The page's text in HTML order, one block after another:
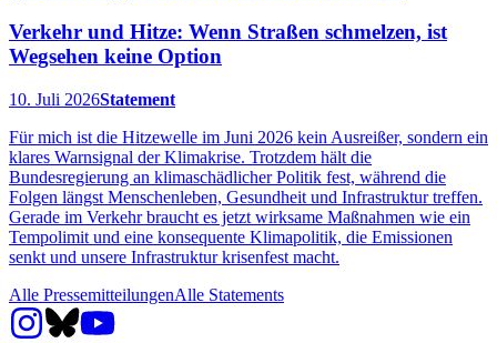
Verkehr und Hitze: Wenn Straßen schmelzen, ist
Wegsehen keine Option
10. Juli 2026Statement
Für mich ist die Hitzewelle im Juni 2026 kein Ausreißer, sondern ein
klares Warnsignal der Klimakrise. Trotzdem hält die
Bundesregierung an klimaschädlicher Politik fest, während die
Folgen längst Menschenleben, Gesundheit und Infrastruktur treffen.
Gerade im Verkehr braucht es jetzt wirksame Maßnahmen wie ein
Tempolimit und eine konsequente Klimapolitik, die Emissionen
senkt und unsere Infrastruktur krisenfest macht.
Alle PressemitteilungenAlle Statements